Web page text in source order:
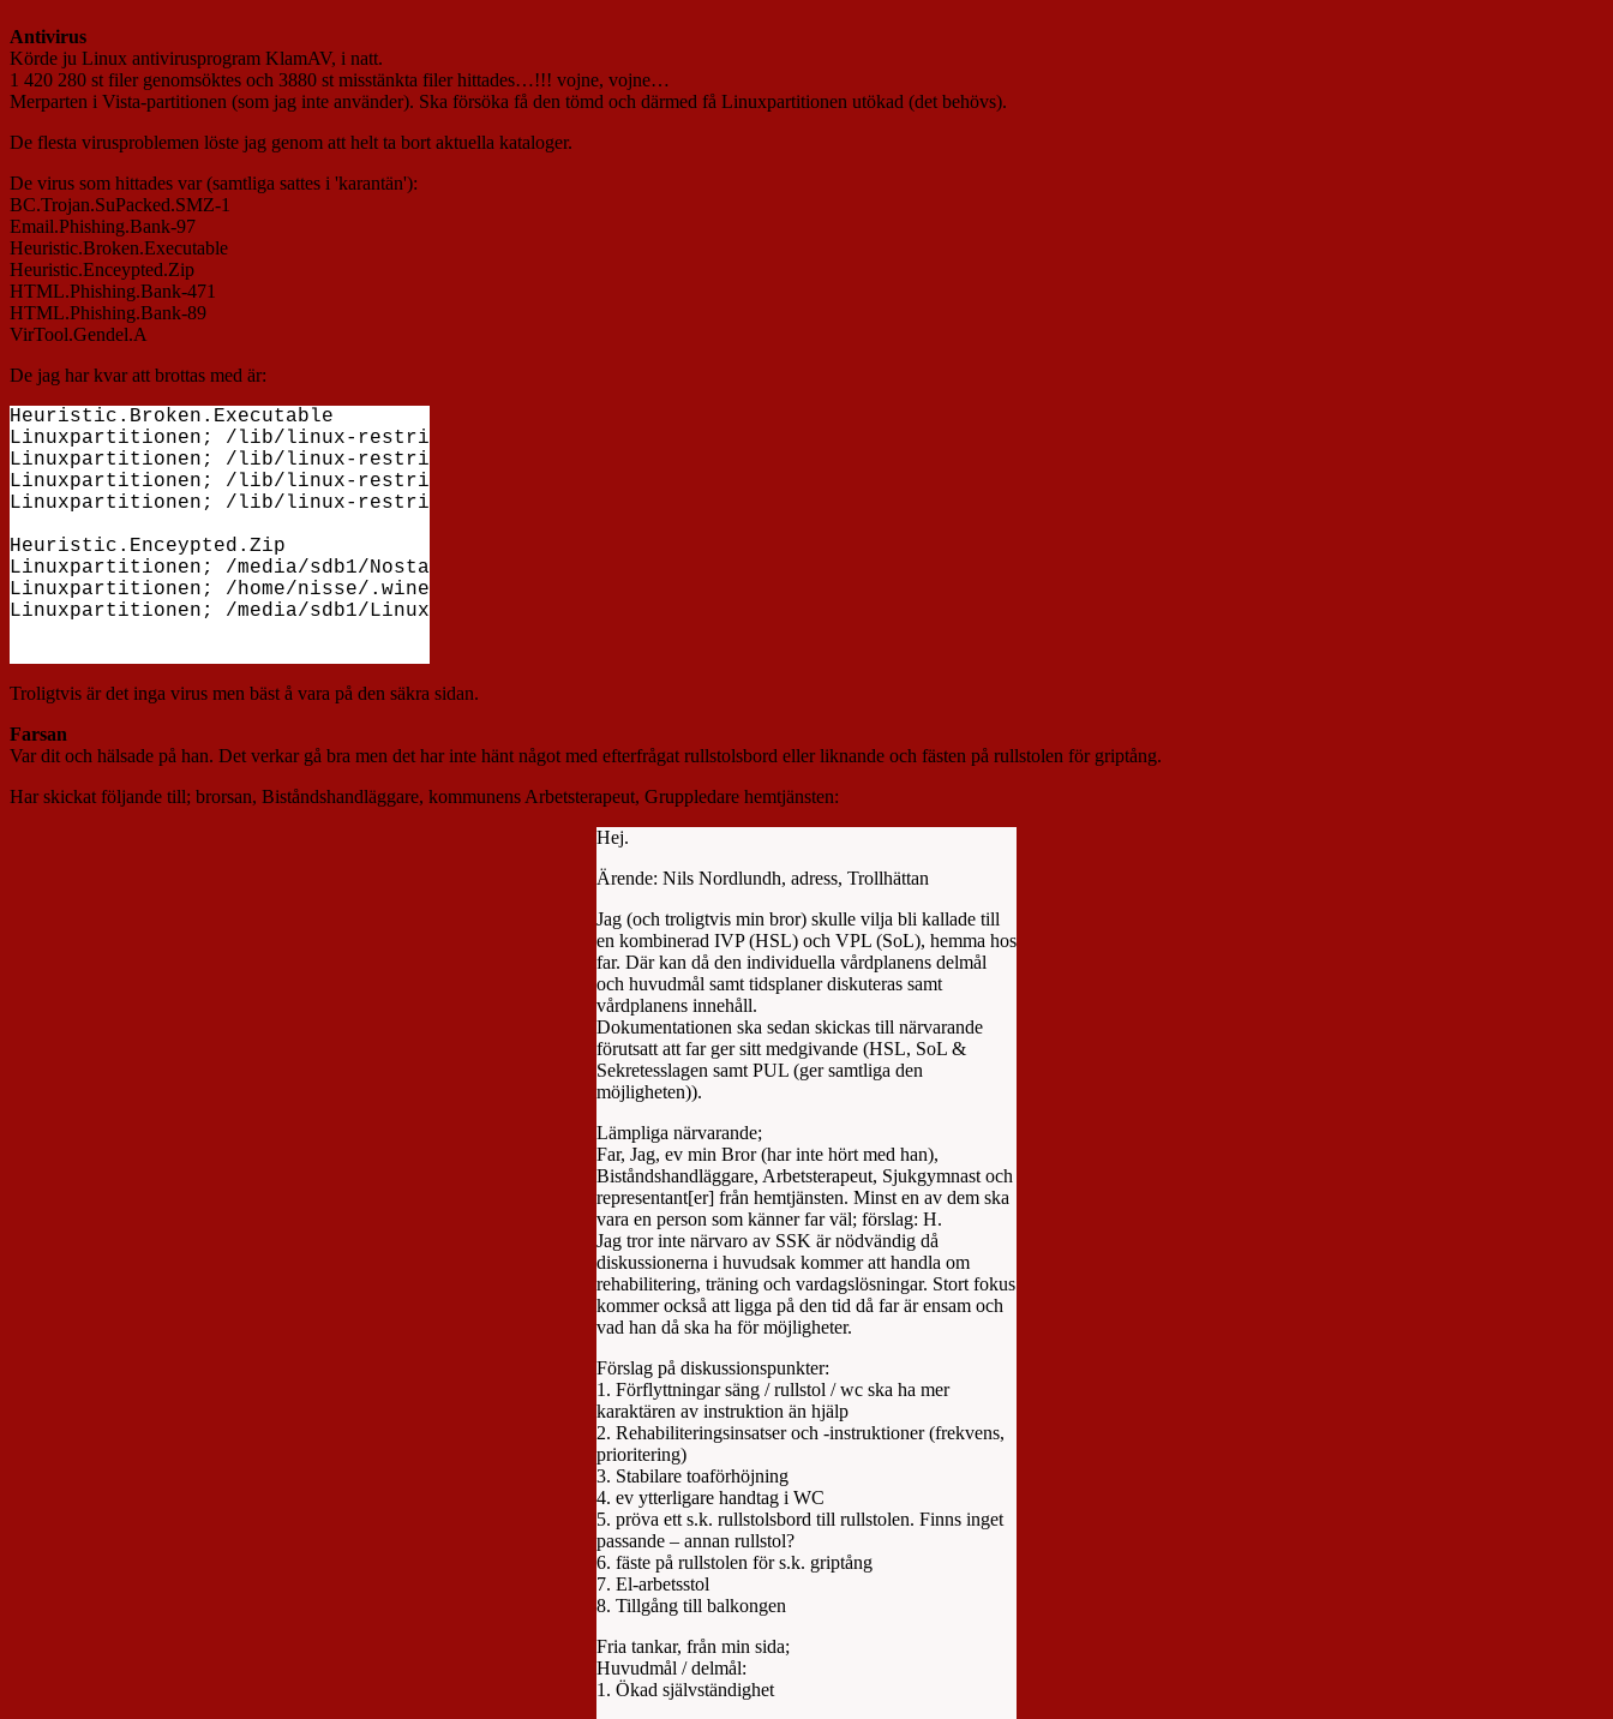
Antivirus
Körde ju Linux antivirusprogram KlamAV, i natt.
1 420 280 st filer genomsöktes och 3880 st misstänkta filer hittades…!!! vojne, vojne…
Merparten i Vista-partitionen (som jag inte använder). Ska försöka få den tömd och därmed få Linuxpartitionen utökad (det behövs).
De flesta virusproblemen löste jag genom att helt ta bort aktuella kataloger.
De virus som hittades var (samtliga sattes i 'karantän'):
BC.Trojan.SuPacked.SMZ-1
Email.Phishing.Bank-97
Heuristic.Broken.Executable
Heuristic.Enceypted.Zip
HTML.Phishing.Bank-471
HTML.Phishing.Bank-89
VirTool.Gendel.A
De jag har kvar att brottas med är:
Heuristic.Broken.Executable
Linuxpartitionen; /lib/linux-restricted-mudules/2.6.24-24-generic/fglrx/libfglrx_ip.a.GCC4
Linuxpartitionen; /lib/linux-restricted-mudules/2.6.24-25-generic/fglrx/libfglrx_ip.a.GCC4
Linuxpartitionen; /lib/linux-restricted-mudules/2.6.24-26-generic/fglrx/libfglrx_ip.a.GCC4
Linuxpartitionen; /lib/linux-restricted-mudules/2.6.24-27-generic/fglrx/libfglrx_ip.a.GCC4
Heuristic.Enceypted.Zip
Linuxpartitionen; /media/sdb1/Nostalgi/Privat/NISSE/Skyddat/Skyddad.zip
Linuxpartitionen; /home/nisse/.wine/drive_c/windows/system32/lt11.zip
Troligtvis är det inga virus men bäst å vara på den säkra sidan.
Farsan
Var dit och hälsade på han. Det verkar gå bra men det har inte hänt något med efterfrågat rullstolsbord eller liknande och fästen på rullstolen för griptång.
Har skickat följande till; brorsan, Biståndshandläggare, kommunens Arbetsterapeut, Gruppledare hemtjänsten:
Hej.
Ärende: Nils Nordlundh, adress, Trollhättan
Jag (och troligtvis min bror) skulle vilja bli kallade till
en kombinerad IVP (HSL) och VPL (SoL), hemma hos
far. Där kan då den individuella vårdplanens delmål
och huvudmål samt tidsplaner diskuteras samt
vårdplanens innehåll.
Dokumentationen ska sedan skickas till närvarande
förutsatt att far ger sitt medgivande (HSL, SoL &
Sekretesslagen samt PUL (ger samtliga den
möjligheten)).
Lämpliga närvarande;
Far, Jag, ev min Bror (har inte hört med han),
Biståndshandläggare, Arbetsterapeut, Sjukgymnast och
representant[er] från hemtjänsten. Minst en av dem ska
vara en person som känner far väl; förslag: H.
Jag tror inte närvaro av SSK är nödvändig då
diskussionerna i huvudsak kommer att handla om
rehabilitering, träning och vardagslösningar. Stort fokus
kommer också att ligga på den tid då far är ensam och
vad han då ska ha för möjligheter.
Förslag på diskussionspunkter:
1. Förflyttningar säng / rullstol / wc ska ha mer
karaktären av instruktion än hjälp
2. Rehabiliteringsinsatser och -instruktioner (frekvens,
prioritering)
3. Stabilare toaförhöjning
4. ev ytterligare handtag i WC
5. pröva ett s.k. rullstolsbord till rullstolen. Finns inget
passande – annan rullstol?
6. fäste på rullstolen för s.k. griptång
7. El-arbetsstol
8. Tillgång till balkongen
Fria tankar, från min sida;
Huvudmål / delmål:
1. Ökad självständighet